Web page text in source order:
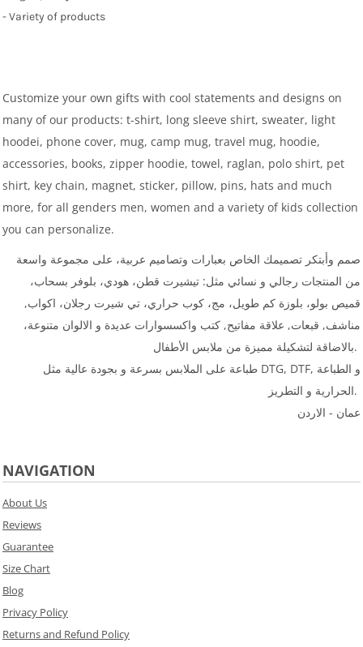
- Variety of products
Customize your own gifts with cool statements and designs on
many of our products: t-shirt, long sleeve shirt, sweater, light
hoodei, phone cover, mug, camp mug, travel mug, hoodie,
accessories, books, zipper hoodie, towel, raglan, polo shirt, pet
shirt, key chain, magnet, sticker, pillow, pins, hats and much
more, for all genders men, women and a variety of kids collection
you can personalize.
صمم وأبتكر تصميمك الخاص بعبارات وتصاميم عربية، على مجموعة واسعة
من المنتجات رجالي و نسائي مثل: تيشيرت قطن، هودي، بلوفر بسحاب،
قميص بولو، بلوزة كم طويل، مج، كوب حراري، تي شيرت رجلان، اكواب,
مناشف, قبعات, علاقة مفاتيح, كتب واكسسوارات عديدة و الالوان متنوعة،
بالاضاقة لتشكيلة مميزة من ملابس الأطفال.
طباعة على الملابس بسرعة و بجودة عالية مثل DTG, DTF, و الطباعة
الحرارية و التطريز.
عمان - الاردن
NAVIGATION
About Us
Reviews
Guarantee
Size Chart
Blog
Privacy Policy
Returns and Refund Policy